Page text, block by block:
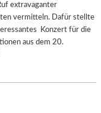
extravaganter
vermitteln. Dafür stellte
Konzert für die
aus dem 20.